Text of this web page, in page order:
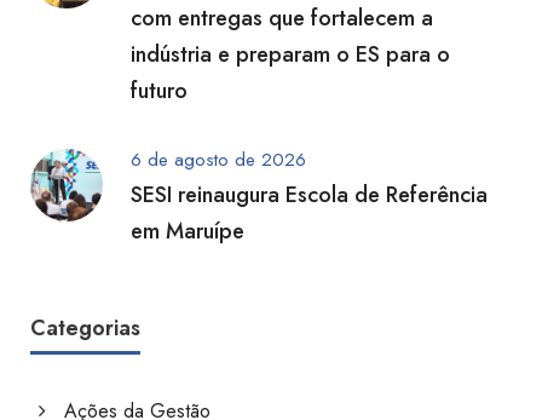
com entregas que fortalecem a
indústria e preparam o ES para o
futuro
6 de agosto de 2026
SESI reinaugura Escola de Referência
em Maruípe
Categorias
Ações da Gestão